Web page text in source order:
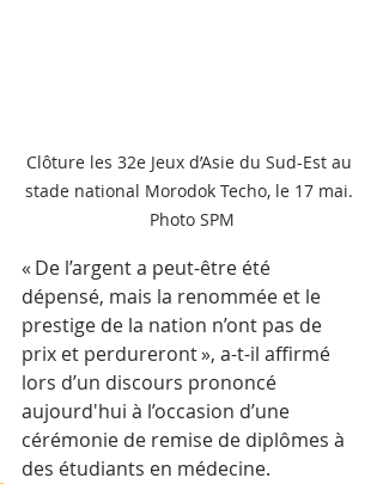
Clôture les 32e Jeux d’Asie du Sud-Est au
stade national Morodok Techo, le 17 mai.
Photo SPM
« De l’argent a peut-être été
dépensé, mais la renommée et le
prestige de la nation n’ont pas de
prix et perdureront », a-t-il affirmé
lors d’un discours prononcé
aujourd'hui à l’occasion d’une
cérémonie de remise de diplômes à
des étudiants en médecine.